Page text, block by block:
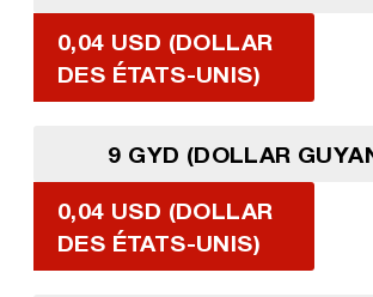
0,04 USD (DOLLAR
DES ÉTATS-UNIS)
9 GYD (DOLLAR
0,04 USD (DOLLAR
DES ÉTATS-UNIS)